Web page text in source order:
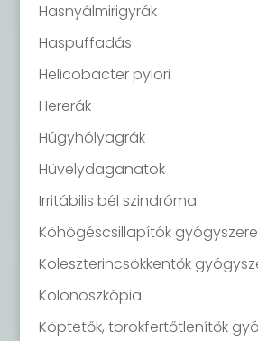
Hasnyálmirigyrák
Haspuffadás
Helicobacter pylori
Hererák
Húgyhólyagrák
Hüvelydaganatok
Irritábilis bél szindróma
Köhögéscsillapítók
Koleszterincsökkentők
Kolonoszkópia
Köptetők, torokfertőtlenítők